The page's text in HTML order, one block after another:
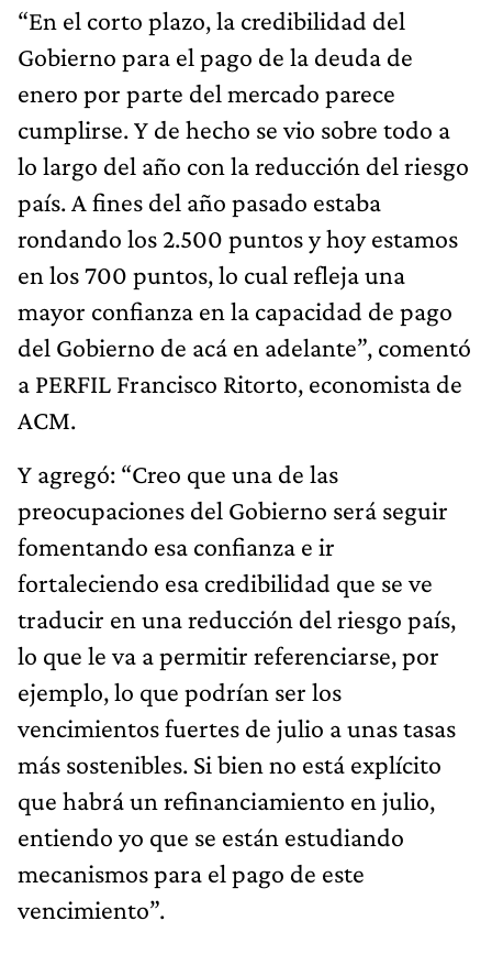
“En el corto plazo, la credibilidad del
Gobierno para el pago de la deuda de
enero por parte del mercado parece
cumplirse. Y de hecho se vio sobre todo a
lo largo del año con la reducción del riesgo
país. A fines del año pasado estaba
rondando los 2.500 puntos y hoy estamos
en los 700 puntos, lo cual refleja una
mayor confianza en la capacidad de pago
del Gobierno de acá en adelante”, comentó
a PERFIL Francisco Ritorto, economista de
ACM.
Y agregó: “Creo que una de las
preocupaciones del Gobierno será seguir
fomentando esa confianza e ir
fortaleciendo esa credibilidad que se ve
traducir en una reducción del riesgo país,
lo que le va a permitir referenciarse, por
ejemplo, lo que podrían ser los
vencimientos fuertes de julio a unas tasas
más sostenibles. Si bien no está explícito
que habrá un refinanciamiento en julio,
entiendo yo que se están estudiando
mecanismos para el pago de este
vencimiento”.